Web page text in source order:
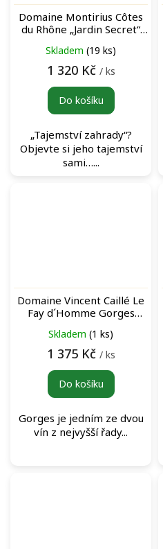
Domaine Montirius Côtes
du Rhône „Jardin Secret“
Skladem (19 ks)
1 320 Kč / ks
Do košíku
„Tajemství zahrady“?
Objevte si jeho tajemství
sami…...
Domaine Vincent Caillé Le
Fay d´Homme Gorges
víno
Skladem (1 ks)
1 375 Kč / ks
Do košíku
Gorges je jedním ze dvou
vín z nejvyšší řady...